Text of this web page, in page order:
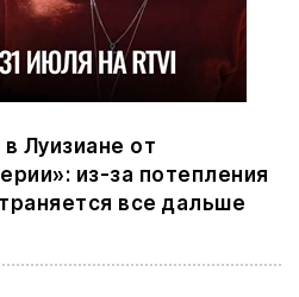
Луизиане от
из-за потепления
все дальше